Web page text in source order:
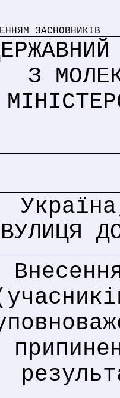
ЗАСНОВНИКІВ
З
ВУЛИЦЯ